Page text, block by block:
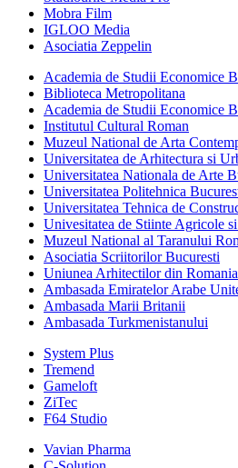
Mobra Film
IGLOO Media
Asociatia Zeppelin
Academia de Studii Economice
Biblioteca Metropolitana
Academia de Studii Economice
Institutul Cultural Roman
Muzeul National de Arta
Universitatea de Arhitectura si
Universitatea Nationala de Arte
Universitatea Politehnica
Universitatea Tehnica de
Univesitatea de Stiinte Agricole
Muzeul National al Taranului
Asociatia Scriitorilor Bucuresti
Uniunea Arhitectilor din Romania
Ambasada Emiratelor Arabe
Ambasada Marii Britanii
Ambasada Turkmenistanului
System Plus
Tremend
Gameloft
ZiTec
F64 Studio
Vavian Pharma